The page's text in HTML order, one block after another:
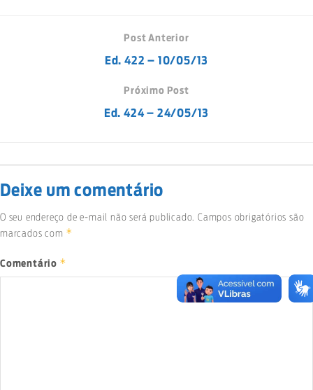
Post Anterior
Ed. 422 – 10/05/13
Próximo Post
Ed. 424 – 24/05/13
Deixe um comentário
O seu endereço de e-mail não será publicado. Campos obrigatórios são
marcados com *
Comentário *